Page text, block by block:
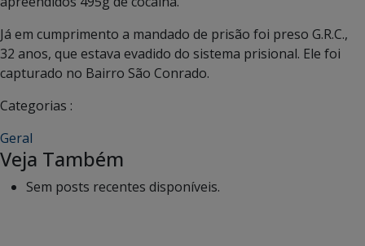
Já em cumprimento a mandado de prisão foi preso G.R.C.,
32 anos, que estava evadido do sistema prisional. Ele foi
capturado no Bairro São Conrado.
Categorias :
Geral
Veja Também
Sem posts recentes disponíveis.